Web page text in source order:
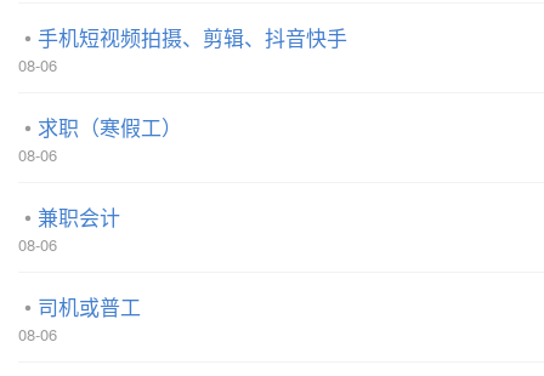
手机短视频拍摄、剪辑、抖音快手
08-06
求职（寒假工）
08-06
兼职会计
08-06
司机或普工
08-06